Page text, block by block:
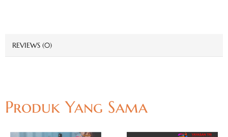
REVIEWS (0)
Produk Yang Sama